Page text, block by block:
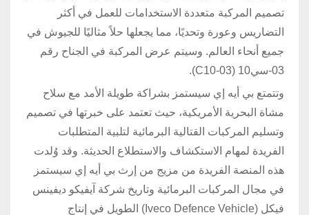
تصميم المركبة متعددة الاستخدامات للعمل في أكثر
التضاريس وعورة وتحديًا، مما يجعلها حلاً مثاليًا للجيوش في
جميع أنحاء العالم. وسيتم عرض المركبة في الجناح رقم
03-سي10 (03-C10).
وتتمتع بي أيه إي سيستمز بشراكة طويلة الأمد مع سلاح
مشاة البحرية الأمريكية، حيث تعتمد على خبرتها في تصميم
وتسليم المركبات القتالية البرمائية لتلبية المتطلبات
الفريدة لمهام الاستكشاف والاستطلاع الحديثة. وقد وُلدت
هذه المنصة الفريدة من مزيج من إرث بي أيه إي سيستمز
في مجال المركبات البرمائية وتاريخ شركة آيفيكو ديفينس
فيكل (Iveco Defence Vehicle) الطويل في إنتاج